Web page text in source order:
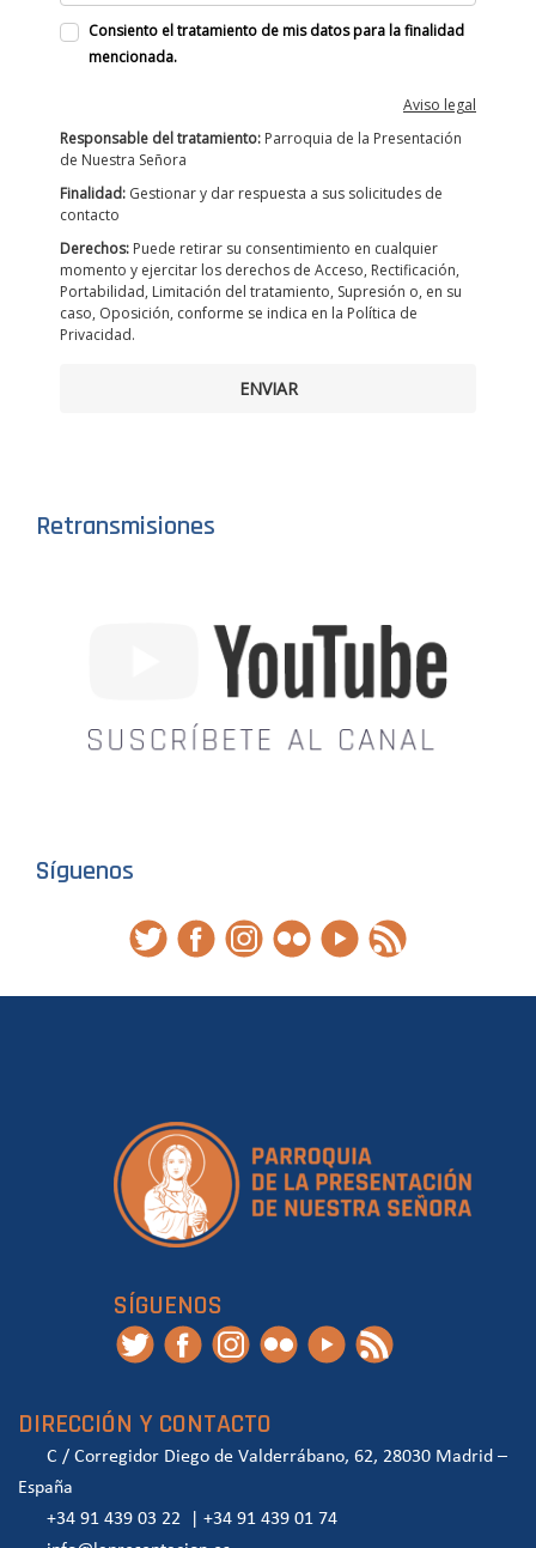
Consiento el tratamiento de mis datos para la finalidad
mencionada.
Aviso legal
Responsable del tratamiento: Parroquia de la Presentación
de Nuestra Señora
Finalidad: Gestionar y dar respuesta a sus solicitudes de
contacto
Derechos: Puede retirar su consentimiento en cualquier
momento y ejercitar los derechos de Acceso, Rectificación,
Portabilidad, Limitación del tratamiento, Supresión o, en su
caso, Oposición, conforme se indica en la Política de
Privacidad.
ENVIAR
Retransmisiones
Síguenos
SÍGUENOS
DIRECCIÓN Y CONTACTO
C / Corregidor Diego de Valderrábano, 62, 28030 Madrid –
España
+34 91 439 03 22
+34 91 439 01 74